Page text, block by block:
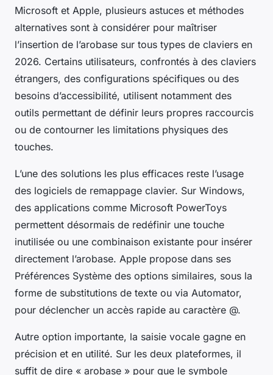
Microsoft et Apple, plusieurs astuces et méthodes
alternatives sont à considérer pour maîtriser
l’insertion de l’arobase sur tous types de claviers en
2026. Certains utilisateurs, confrontés à des claviers
étrangers, des configurations spécifiques ou des
besoins d’accessibilité, utilisent notamment des
outils permettant de définir leurs propres raccourcis
ou de contourner les limitations physiques des
touches.
L’une des solutions les plus efficaces reste l’usage
des logiciels de remappage clavier. Sur Windows,
des applications comme Microsoft PowerToys
permettent désormais de redéfinir une touche
inutilisée ou une combinaison existante pour insérer
directement l’arobase. Apple propose dans ses
Préférences Système des options similaires, sous la
forme de substitutions de texte ou via Automator,
pour déclencher un accès rapide au caractère @.
Autre option importante, la saisie vocale gagne en
précision et en utilité. Sur les deux plateformes, il
suffit de dire « arobase » pour que le symbole